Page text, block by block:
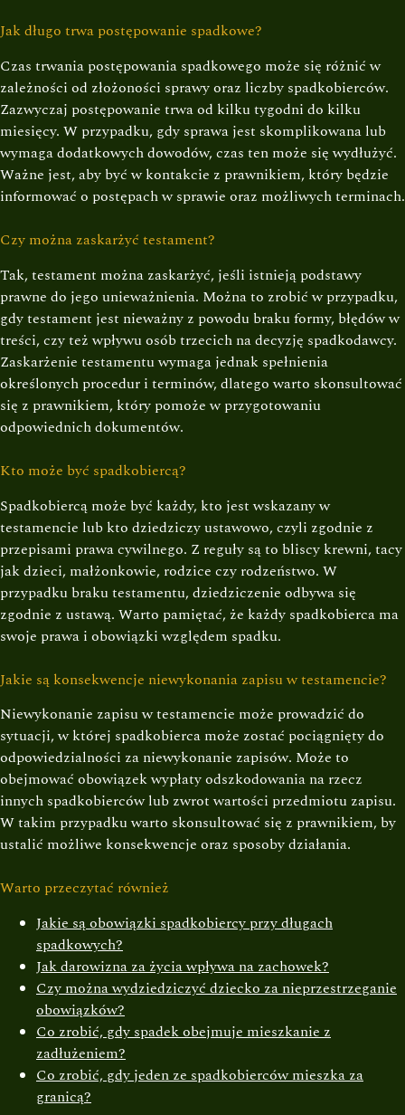
Jak długo trwa postępowanie spadkowe?
Czas trwania postępowania spadkowego może się różnić w
zależności od złożoności sprawy oraz liczby spadkobierców.
Zazwyczaj postępowanie trwa od kilku tygodni do kilku
miesięcy. W przypadku, gdy sprawa jest skomplikowana lub
wymaga dodatkowych dowodów, czas ten może się wydłużyć.
Ważne jest, aby być w kontakcie z prawnikiem, który będzie
informować o postępach w sprawie oraz możliwych terminach.
Czy można zaskarżyć testament?
Tak, testament można zaskarżyć, jeśli istnieją podstawy
prawne do jego unieważnienia. Można to zrobić w przypadku,
gdy testament jest nieważny z powodu braku formy, błędów w
treści, czy też wpływu osób trzecich na decyzję spadkodawcy.
Zaskarżenie testamentu wymaga jednak spełnienia
określonych procedur i terminów, dlatego warto skonsultować
się z prawnikiem, który pomoże w przygotowaniu
odpowiednich dokumentów.
Kto może być spadkobiercą?
Spadkobiercą może być każdy, kto jest wskazany w
testamencie lub kto dziedziczy ustawowo, czyli zgodnie z
przepisami prawa cywilnego. Z reguły są to bliscy krewni, tacy
jak dzieci, małżonkowie, rodzice czy rodzeństwo. W
przypadku braku testamentu, dziedziczenie odbywa się
zgodnie z ustawą. Warto pamiętać, że każdy spadkobierca ma
swoje prawa i obowiązki względem spadku.
Jakie są konsekwencje niewykonania zapisu w testamencie?
Niewykonanie zapisu w testamencie może prowadzić do
sytuacji, w której spadkobierca może zostać pociągnięty do
odpowiedzialności za niewykonanie zapisów. Może to
obejmować obowiązek wypłaty odszkodowania na rzecz
innych spadkobierców lub zwrot wartości przedmiotu zapisu.
W takim przypadku warto skonsultować się z prawnikiem, by
ustalić możliwe konsekwencje oraz sposoby działania.
Warto przeczytać również
Jakie są obowiązki spadkobiercy przy długach
spadkowych?
Jak darowizna za życia wpływa na zachowek?
Czy można wydziedziczyć dziecko za nieprzestrzeganie
obowiązków?
Co zrobić, gdy spadek obejmuje mieszkanie z
zadłużeniem?
Co zrobić, gdy jeden ze spadkobierców mieszka za
granicą?